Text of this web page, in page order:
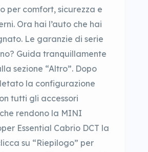
per comfort, sicurezza e
Ora hai l’auto che hai
Le garanzie di serie
Guida tranquillamente
sezione “Altro”. Dopo
la configurazione
tutti gli accessori
rendono la MINI
Essential Cabrio DCT la
su “Riepilogo” per